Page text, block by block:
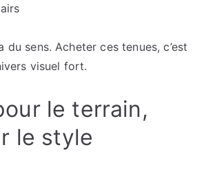
du sens. Acheter ces tenues, c’est
visuel fort.
le terrain,
le style